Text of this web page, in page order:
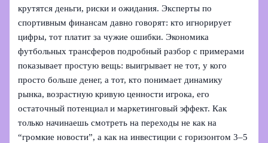
крутятся деньги, риски и ожидания. Эксперты по
спортивным финансам давно говорят: кто игнорирует
цифры, тот платит за чужие ошибки. Экономика
футбольных трансферов подробный разбор с примерами
показывает простую вещь: выигрывает не тот, у кого
просто больше денег, а тот, кто понимает динамику
рынка, возрастную кривую ценности игрока, его
остаточный потенциал и маркетинговый эффект. Как
только начинаешь смотреть на переходы не как на
“громкие новости”, а как на инвестиции с горизонтом 3–5